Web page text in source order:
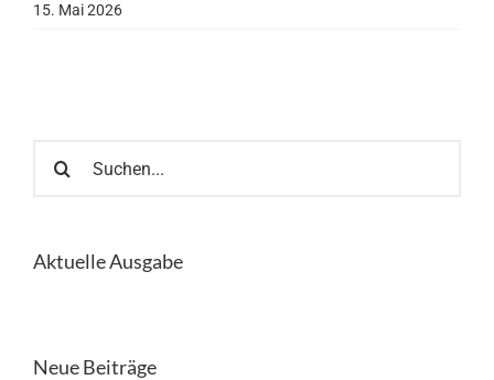
15. Mai 2026
nach:
Aktuelle Ausgabe
Neue Beiträge